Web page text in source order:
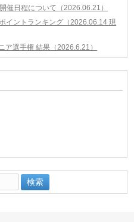
催日程について（2026.06.21）
イントランキング（2026.06.14 現
選手権 結果（2026.6.21）